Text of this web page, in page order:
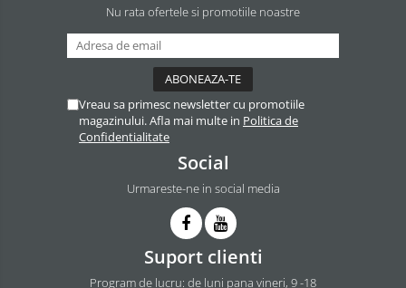
Nu rata ofertele si promotiile noastre
Vreau sa primesc newsletter cu promotiile
magazinului. Afla mai multe in Politica de
Confidentialitate
Social
Urmareste-ne in social media
Suport clienti
Program de lucru: de luni pana vineri, 9 -18